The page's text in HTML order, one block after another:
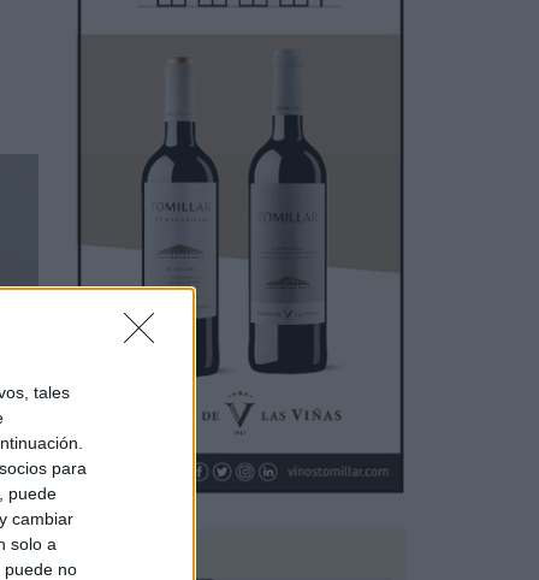
tales
para
puede
cambiar
solo a
puede no